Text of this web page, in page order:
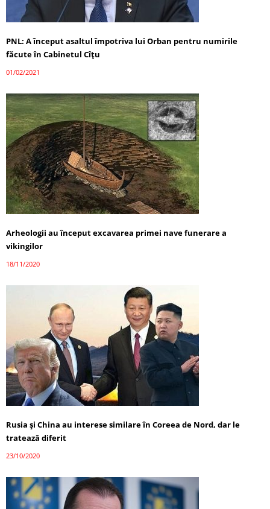
PNL: A început asaltul împotriva lui Orban pentru numirile
făcute în Cabinetul Cîțu
01/02/2021
Arheologii au început excavarea primei nave funerare a
vikingilor
18/11/2020
Rusia și China au interese similare în Coreea de Nord, dar le
tratează diferit
23/10/2020